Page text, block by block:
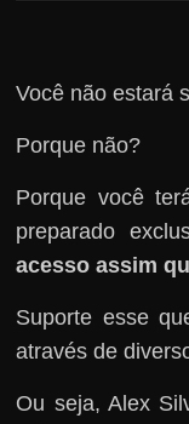
Você não estará
Porque não?
Porque você
preparado
acesso assim
Suporte esse
através de
Ou seja, Alex